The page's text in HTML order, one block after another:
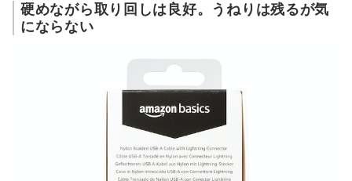
硬めながら取り回しは良好。うねりは残るが気
にならない